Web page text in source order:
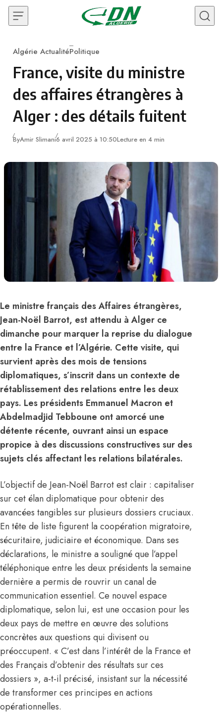
Skip to content
Category
Algérie ActualitéPolitique
France, visite du ministre
des affaires étrangères à
Alger : des détails fuitent
ByAmir Slimani6 avril 2025 à 10:50Lecture en 4 min
Le ministre français des Affaires étrangères,
Jean-Noël Barrot, est attendu à Alger ce
dimanche pour marquer la reprise du dialogue
entre la France et l’Algérie. Cette visite, qui
survient après des mois de tensions
diplomatiques, s’inscrit dans un contexte de
rétablissement des relations entre les deux
pays. Les présidents Emmanuel Macron et
Abdelmadjid Tebboune ont amorcé une
détente récente, ouvrant ainsi un espace
propice à des discussions constructives sur des
sujets clés affectant les relations bilatérales.
L’objectif de Jean-Noël Barrot est clair : capitaliser
sur cet élan diplomatique pour obtenir des
avancées tangibles sur plusieurs dossiers cruciaux.
En tête de liste figurent la coopération migratoire,
sécuritaire, judiciaire et économique. Dans ses
déclarations, le ministre a souligné que l’appel
téléphonique entre les deux présidents la semaine
dernière a permis de rouvrir un canal de
communication essentiel. Ce nouvel espace
diplomatique, selon lui, est une occasion pour les
deux pays de mettre en œuvre des solutions
concrètes aux questions qui divisent ou
préoccupent. « C’est dans l’intérêt de la France et
des Français d’obtenir des résultats sur ces
dossiers », a-t-il précisé, insistant sur la nécessité
de transformer ces principes en actions
opérationnelles.